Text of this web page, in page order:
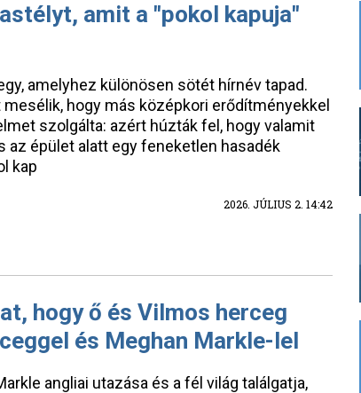
amit a "pokol kapuja"
amelyhez különösen sötét hírnév tapad.
hogy más középkori erődítményekkel
szolgálta: azért húzták fel, hogy valamit
az épület alatt egy feneketlen hasadék
kap
2026. JÚLIUS 2. 14:42
hogy ő és Vilmos herceg
és Meghan Markle-lel
angliai utazása és a fél világ találgatja,